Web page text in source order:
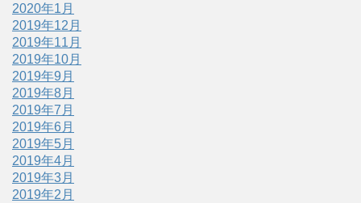
2020年1月
2019年12月
2019年11月
2019年10月
2019年9月
2019年8月
2019年7月
2019年6月
2019年5月
2019年4月
2019年3月
2019年2月